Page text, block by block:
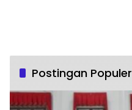
Postingan Populer